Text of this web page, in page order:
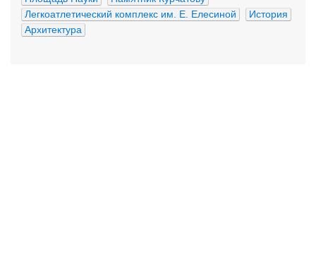
Легкоатлетический комплекс им. Е. Елесиной
История
Архитектура